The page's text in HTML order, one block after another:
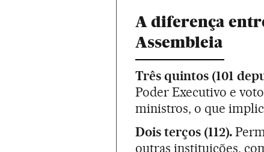
A diferença
Assembleia
Três quintos (101
Poder Executivo e
ministros, o que
Dois terços (112).
outras instituições,